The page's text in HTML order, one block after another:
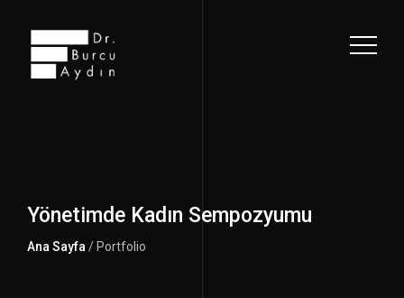
Yönetimde Kadın Sempozyumu
Ana Sayfa / Portfolio